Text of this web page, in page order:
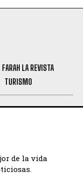
FARAH LA REVISTA
TURISMO
de la vida